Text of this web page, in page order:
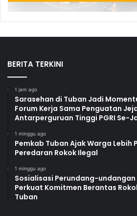
BERITA TERKINI
1 jam ago
Sarasehan di Tuban Jadi
Forum Kerja Sama Penguatan
Antarperguruan Tinggi PGRI Se-
1 minggu ago
Pemkab Tuban Ajak Warga Lebih
Peredaran Rokok Ilegal
1 minggu ago
Sosialisasi Perundang-undangan
Perkuat Komitmen Berantas
Tuban